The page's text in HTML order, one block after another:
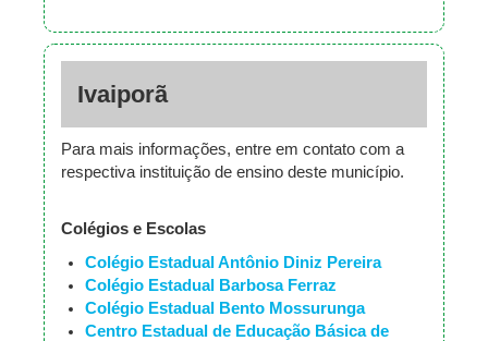
Ivaiporã
Para mais informações, entre em contato com a
respectiva instituição de ensino deste município.
Colégios e Escolas
Colégio Estadual Antônio Diniz Pereira
Colégio Estadual Barbosa Ferraz
Colégio Estadual Bento Mossurunga
Centro Estadual de Educação Básica de